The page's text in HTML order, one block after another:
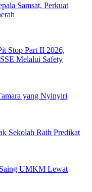
Samsat, Perkuat
Stop Part II 2026,
Melalui Safety
yang Nyinyiri
Sekolah Raih Predikat
UMKM Lewat